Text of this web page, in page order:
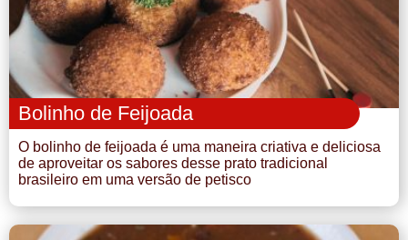
Bolinho de Feijoada
O bolinho de feijoada é uma maneira criativa e deliciosa
de aproveitar os sabores desse prato tradicional
brasileiro em uma versão de petisco